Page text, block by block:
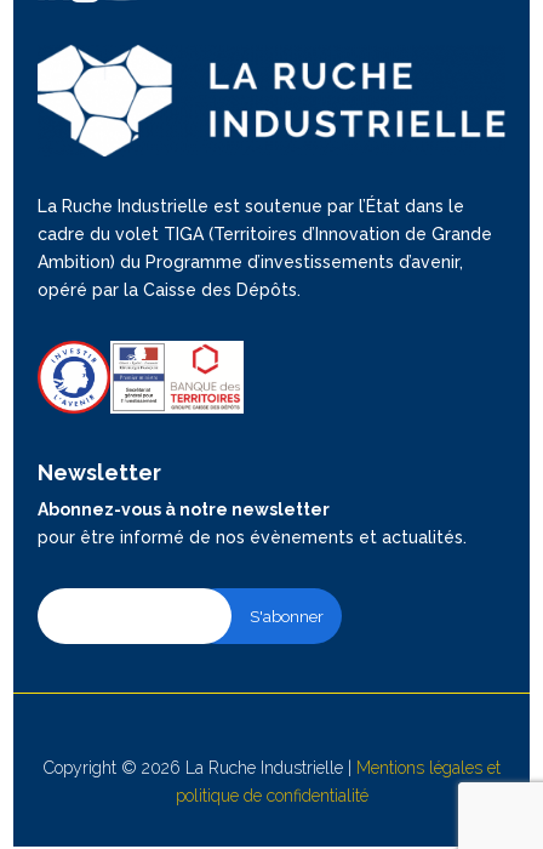
La Ruche Industrielle est soutenue par l’État dans le
cadre du volet TIGA (Territoires d’Innovation de Grande
Ambition) du Programme d’investissements d’avenir,
opéré par la Caisse des Dépôts.
Newsletter
Abonnez-vous à notre newsletter
pour être informé de nos évènements et actualités.
Copyright © 2026 La Ruche Industrielle | Mentions légales et
politique de confidentialité